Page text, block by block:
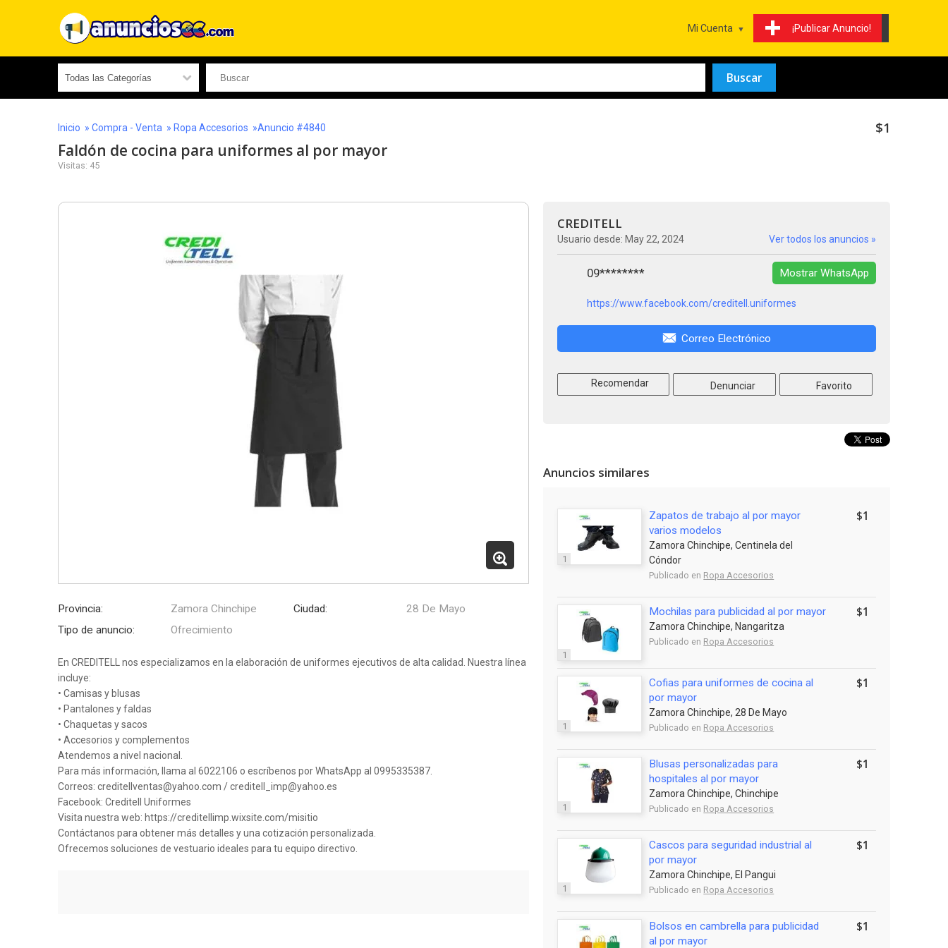
¡Publicar Anuncio!
Mi Cuenta
Inicio » Compra - Venta » Ropa Accesorios »Anuncio #4840 $1
Faldón de cocina para uniformes al por mayor
Visitas: 45
Provincia: Zamora Chinchipe Ciudad:
28 De Mayo
Tipo de anuncio:
Ofrecimiento
En CREDITELL nos especializamos en la elaboración de uniformes ejecutivos de alta calidad. Nuestra línea
incluye:
• Camisas y blusas
• Pantalones y faldas
• Chaquetas y sacos
• Accesorios y complementos
Atendemos a nivel nacional.
Para más información, llama al 6022106 o escríbenos por WhatsApp al 0995335387.
Correos: creditellventas@yahoo.com / creditell_imp@yahoo.es
Facebook: Creditell Uniformes
Visita nuestra web: https://creditellimp.wixsite.com/misitio
Contáctanos para obtener más detalles y una cotización personalizada.
Ofrecemos soluciones de vestuario ideales para tu equipo directivo.
CREDITELL
Usuario desde: May 22, 2024 Ver todos los anuncios »
09******** Mostrar WhatsApp
https://www.facebook.com/creditell.uniformes
Correo Electrónico
Recomendar Denunciar Favorito
Anuncios similares
1
Zapatos de trabajo al por mayor
varios modelos
Zamora Chinchipe, Centinela del
Cóndor
Publicado en Ropa Accesorios
$1
1
Mochilas para publicidad al por mayor
Zamora Chinchipe, Nangaritza
Publicado en Ropa Accesorios
$1
1
Cofias para uniformes de cocina al
por mayor
Zamora Chinchipe, 28 De Mayo
Publicado en Ropa Accesorios
$1
1
Blusas personalizadas para
hospitales al por mayor
Zamora Chinchipe, Chinchipe
Publicado en Ropa Accesorios
$1
1
Cascos para seguridad industrial al
por mayor
Zamora Chinchipe, El Pangui
Publicado en Ropa Accesorios
$1
Bolsos en cambrella para publicidad
al por mayor
$1